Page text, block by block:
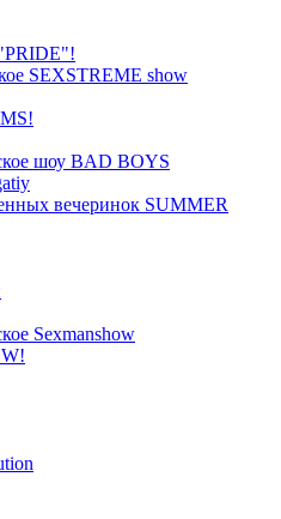
SEXSTREME show
шоу BAD BOYS
вечеринок SUMMER
Sexmanshow